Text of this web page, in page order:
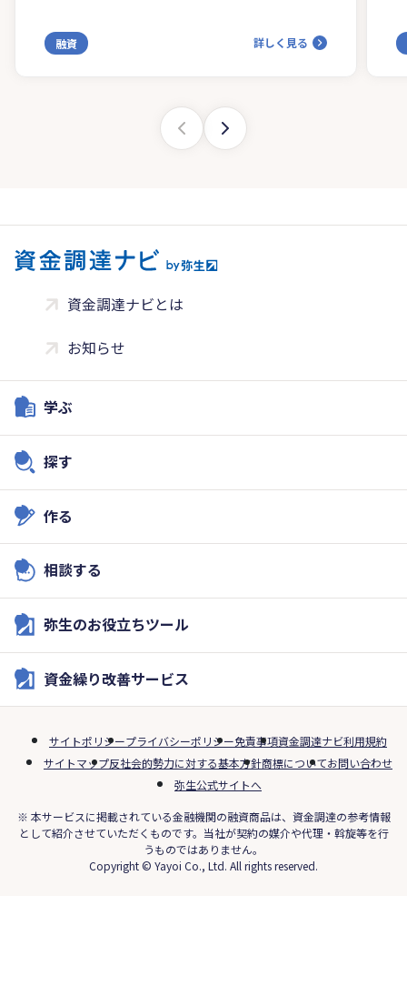
融資 詳しく見る
資金調達ナビとは
お知らせ
学ぶ
探す
作る
相談する
弥生のお役立ちツール
資金繰り改善サービス
サイトポリシープライバシーポリシー免責事項資金調達ナビ利用規約
サイトマップ反社会的勢力に対する基本方針商標についてお問い合わせ
弥生公式サイトへ
※ 本サービスに掲載されている金融機関の融資商品は、資金調達の参考情報
として紹介させていただくものです。当社が契約の媒介や代理・斡旋等を行
うものではありません。
Copyright © Yayoi Co., Ltd. All rights reserved.